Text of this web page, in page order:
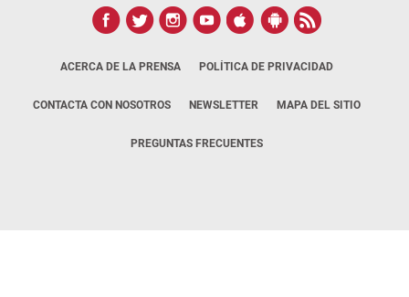
ACERCA DE LA PRENSA POLÍTICA DE PRIVACIDAD
CONTACTA CON NOSOTROS NEWSLETTER MAPA DEL SITIO
PREGUNTAS FRECUENTES